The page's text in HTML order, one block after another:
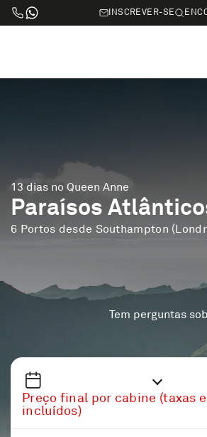
INSCREVER-SE
13 dias no Queen Anne
Paraísos
6 Portos desde Southampton
Tem perguntas
Preço final por cabine (taxas
incluídos)